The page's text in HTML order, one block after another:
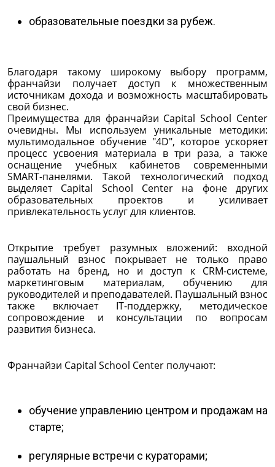
образовательные поездки за рубеж.
Благодаря такому широкому выбору программ,
франчайзи получает доступ к множественным
источникам дохода и возможность масштабировать
свой бизнес.
Преимущества для франчайзи Capital School Center
очевидны. Мы используем уникальные методики:
мультимодальное обучение "4D", которое ускоряет
процесс усвоения материала в три раза, а также
оснащение учебных кабинетов современными
SMART-панелями. Такой технологический подход
выделяет Capital School Center на фоне других
образовательных проектов и усиливает
привлекательность услуг для клиентов.
Открытие требует разумных вложений: входной
паушальный взнос покрывает не только право
работать на бренд, но и доступ к CRM-системе,
маркетинговым материалам, обучению для
руководителей и преподавателей. Паушальный взнос
также включает IT-поддержку, методическое
сопровождение и консультации по вопросам
развития бизнеса.
Франчайзи Capital School Center получают:
обучение управлению центром и продажам на
старте;
регулярные встречи с кураторами;